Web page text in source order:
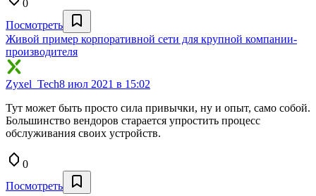
0
Посмотреть
Живой пример корпоративной сети для крупной компании-
производителя
Zyxel_Tech8 июл 2021 в 15:02
Тут может быть просто сила привычки, ну и опыт, само собой.
Большинство вендоров старается упростить процесс
обслуживания своих устройств.
0
Посмотреть